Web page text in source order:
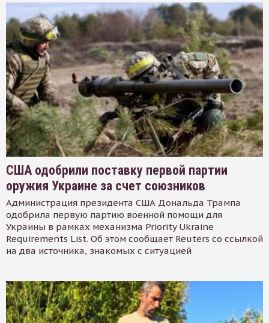
США одобрили поставку первой партии
оружия Украине за счет союзников
Администрация президента США Дональда Трампа
одобрила первую партию военной помощи для
Украины в рамках механизма Priority Ukraine
Requirements List. Об этом сообщает Reuters со ссылкой
на два источника, знакомых с ситуацией